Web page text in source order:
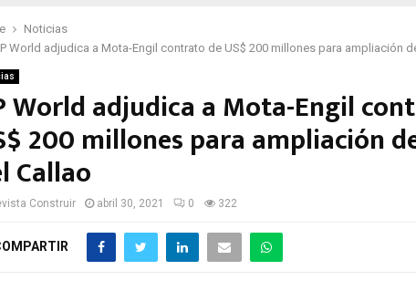
Noticias
World adjudica a Mota-Engil contrato de US$ 200 millones para ampliación
World adjudica a Mota-Engil
200 millones para ampliación
Callao
Construir abril 30, 2021 0 322